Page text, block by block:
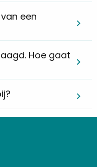
een
Hoe gaat